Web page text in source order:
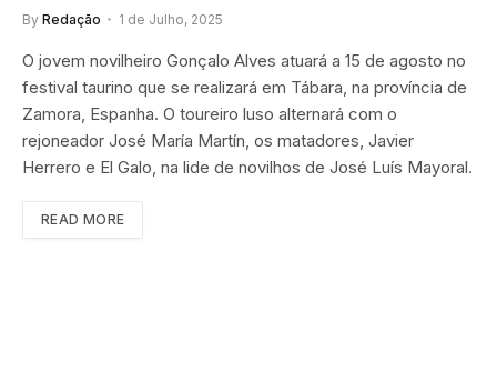
By Redação 1 de Julho, 2025
O jovem novilheiro Gonçalo Alves atuará a 15 de agosto no
festival taurino que se realizará em Tábara, na província de
Zamora, Espanha. O toureiro luso alternará com o
rejoneador José María Martín, os matadores, Javier
Herrero e El Galo, na lide de novilhos de José Luís Mayoral.
READ MORE